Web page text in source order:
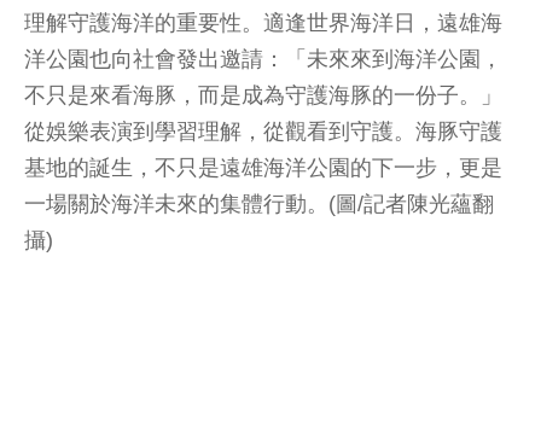
理解守護海洋的重要性。適逢世界海洋日，遠雄海
洋公園也向社會發出邀請：「未來來到海洋公園，
不只是來看海豚，而是成為守護海豚的一份子。」
從娛樂表演到學習理解，從觀看到守護。海豚守護
基地的誕生，不只是遠雄海洋公園的下一步，更是
一場關於海洋未來的集體行動。(圖/記者陳光蘊翻
攝)